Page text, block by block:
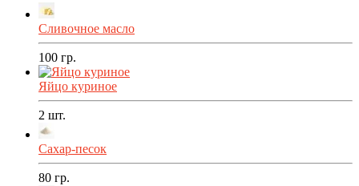
Сливочное масло
100 гр.
Яйцо куриное
2 шт.
Сахар-песок
80 гр.